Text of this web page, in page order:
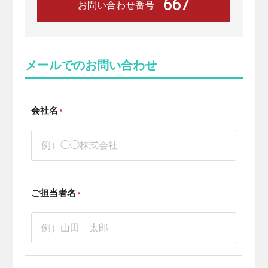
お問い合わせ番号 667
メールでのお問い合わせ
会社名 *
ご担当者名 *